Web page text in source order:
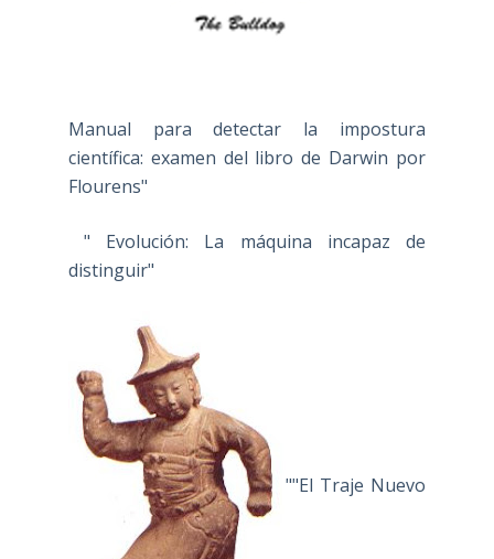
Manual para detectar la impostura
científica: examen del libro de Darwin por
Flourens"
" Evolución: La máquina incapaz de
distinguir"
""El Traje Nuevo